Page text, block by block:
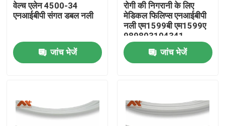
उत्पाद
वेल्च एलेन 4500-34
एनआईबीपी संगत डबल नली
जांच भेजें
रोगी की निगरानी के लिए
मेडिकल फिलिप्स एनआईबीपी
नली एम1599बी एम1599ए
989803104341
जांच भेजें